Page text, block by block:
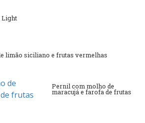
e Frutos do Mar
e Confeitarias
e Frutos do Mar
Light
limão siciliano e frutas vermelhas
Pernil com molho de
maracujá e farofa de frutas